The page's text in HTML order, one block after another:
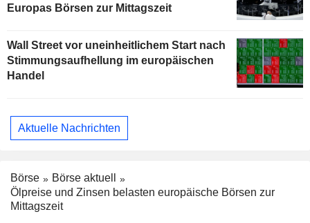
Europas Börsen zur Mittagszeit
Wall Street vor uneinheitlichem Start nach
Stimmungsaufhellung im europäischen
Handel
Aktuelle Nachrichten
Börse
Börse aktuell
Ölpreise und Zinsen belasten europäische Börsen zur
Mittagszeit